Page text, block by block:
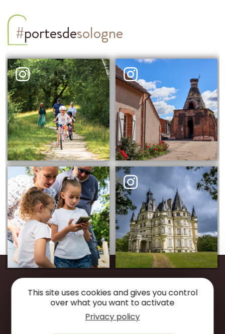
#portesdesologne
Restonsconnectés
This site uses cookies and gives you control
over what you want to activate
Privacy policy